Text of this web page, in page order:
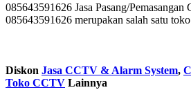
085643591626 Jasa Pasang/
085643591626 merupakan salah satu
Diskon Jasa CCTV & Alarm System,
Toko CCTV Lainnya